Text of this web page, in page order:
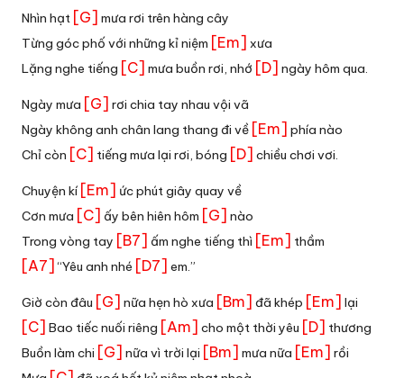
Nhìn hạt [G] mưa rơi trên hàng cây
Từng góc phố với những kỉ niệm [Em] xưa
Lặng nghe tiếng [C] mưa buồn rơi, nhớ [D] ngày hôm qua.
Ngày mưa [G] rơi chia tay nhau vội vã
Ngày không anh chân lang thang đi về [Em] phía nào
Chỉ còn [C] tiếng mưa lại rơi, bóng [D] chiều chơi vơi.
Chuyện kí [Em] ức phút giây quay về
Cơn mưa [C] ấy bên hiên hôm [G] nào
Trong vòng tay [B7] ấm nghe tiếng thì [Em] thầm
[A7] “Yêu anh nhé [D7] em.”
Giờ còn đâu [G] nữa hẹn hò xưa [Bm] đã khép [Em] lại
[C] Bao tiếc nuối riêng [Am] cho một thời yêu [D] thương
Buồn làm chi [G] nữa vì trời lại [Bm] mưa nữa [Em] rồi